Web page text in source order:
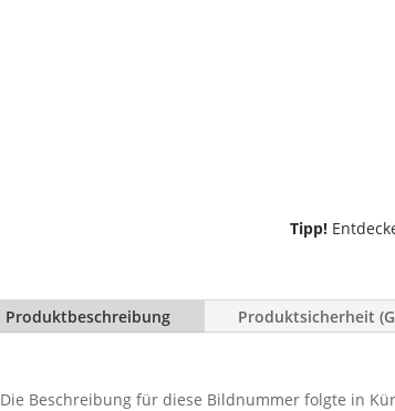
Tipp!
Produktbeschreibung Produktsicherheit
Die Beschreibung für diese Bildnummer folgte in